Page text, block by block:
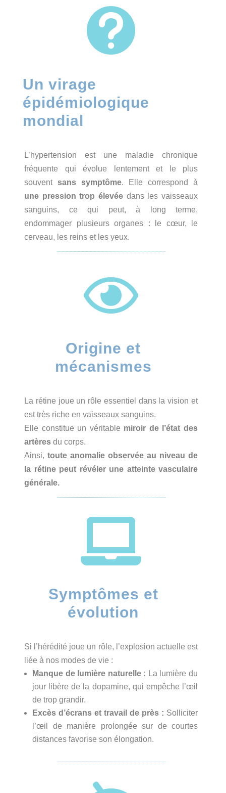

Un virage
épidémiologique
mondial
L’hypertension est une maladie chronique
fréquente qui évolue lentement et le plus
souvent sans symptôme. Elle correspond à
une pression trop élevée dans les vaisseaux
sanguins, ce qui peut, à long terme,
endommager plusieurs organes : le cœur, le
cerveau, les reins et les yeux.

Origine et
mécanismes
La rétine joue un rôle essentiel dans la vision et
est très riche en vaisseaux sanguins.
Elle constitue un véritable miroir de l’état des
artères du corps.
Ainsi, toute anomalie observée au niveau de
la rétine peut révéler une atteinte vasculaire
générale.

Symptômes et
évolution
Si l’hérédité joue un rôle, l’explosion actuelle est
liée à nos modes de vie :
Manque de lumière naturelle : La lumière du
jour libère de la dopamine, qui empêche l’œil
de trop grandir.
Excès d’écrans et travail de près : Solliciter
l’œil de manière prolongée sur de courtes
distances favorise son élongation.